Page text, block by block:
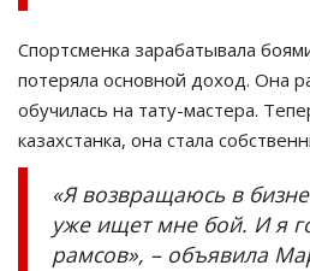
Спортсменка зарабатывала
потеряла основной доход. Она
обучилась на тату-мастера.
казахстанка, она стала
«Я возвращаюсь в
уже ищет мне бой. И я
рамсов», – объявила